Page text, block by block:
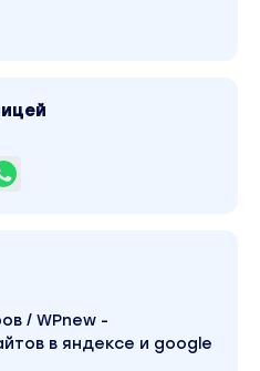
персональный год
(канал);
вашего окружения
/ WPnew -
в яндексе и google